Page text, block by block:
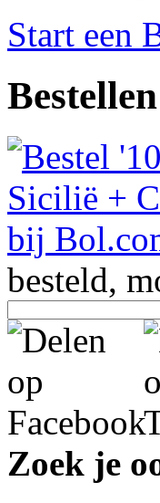
Start een
Bestellen
besteld,
Zoek je